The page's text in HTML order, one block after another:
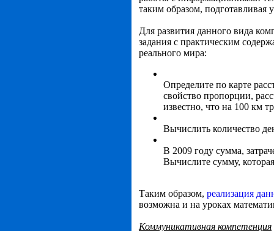
таким образом,
Для развития данного вида
задания с практическим
реального мира:
Определите по карте
свойство пропорции,
известно, что на 100 км
Вычислить количество
В 2009 году сумма,
Вычислите сумму,
Таким образом, реализация
возможна и на уроках
Коммуникативная компетенция